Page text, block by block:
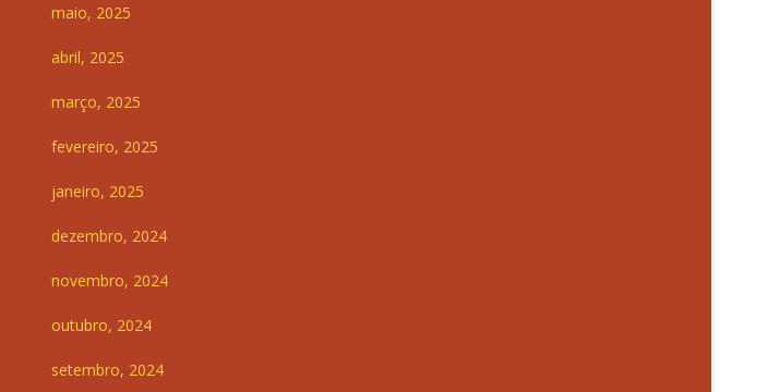
maio, 2025
abril, 2025
março, 2025
fevereiro, 2025
janeiro, 2025
dezembro, 2024
novembro, 2024
outubro, 2024
setembro, 2024